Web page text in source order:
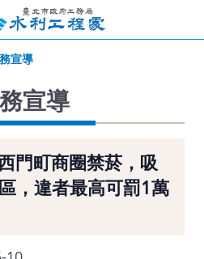
宣導
宣導
門町商圈禁菸，吸
，違者最高可罰1萬